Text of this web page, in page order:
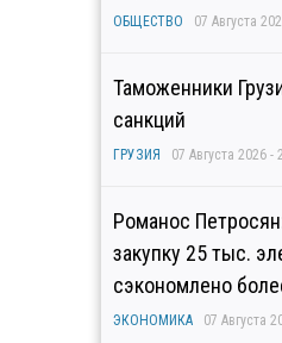
ОБЩЕСТВО 07 Августа
Таможенники
санкций
ГРУЗИЯ 07 Августа 2026 -
Романос
закупку 25 тыс.
сэкономлено
ЭКОНОМИКА 07 Августа